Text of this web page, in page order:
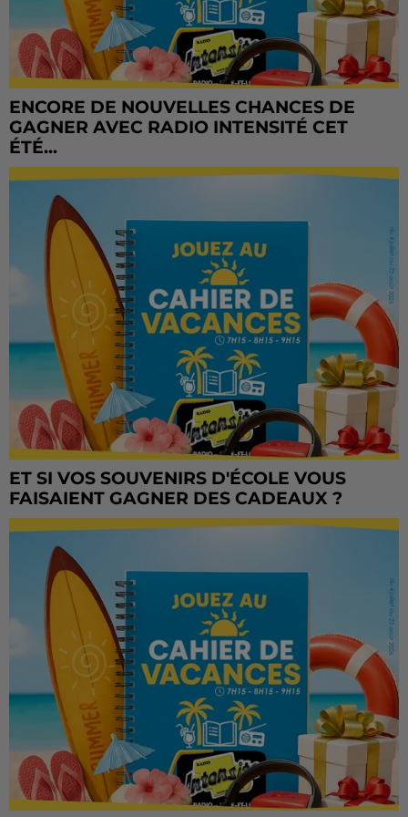
ENCORE DE NOUVELLES CHANCES DE
GAGNER AVEC RADIO INTENSITÉ CET
ÉTÉ...
ET SI VOS SOUVENIRS D'ÉCOLE VOUS
FAISAIENT GAGNER DES CADEAUX ?